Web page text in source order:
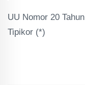
UU Nomor 20
Tipikor (*)